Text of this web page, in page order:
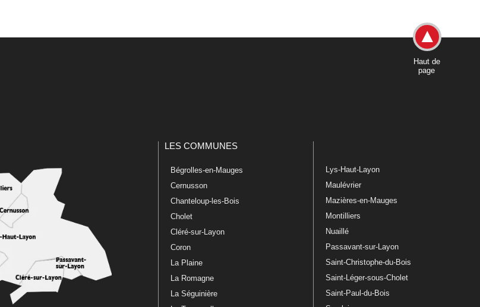
Haut de
page
LES COMMUNES
Bégrolles-en-Mauges
Cernusson
Chanteloup-les-Bois
Cholet
Cléré-sur-Layon
Coron
La Plaine
La Romagne
La Séguinière
Lys-Haut-Layon
Maulévrier
Mazières-en-Mauges
Montilliers
Nuaillé
Passavant-sur-Layon
Saint-Christophe-du-Bois
Saint-Léger-sous-Cholet
Saint-Paul-du-Bois